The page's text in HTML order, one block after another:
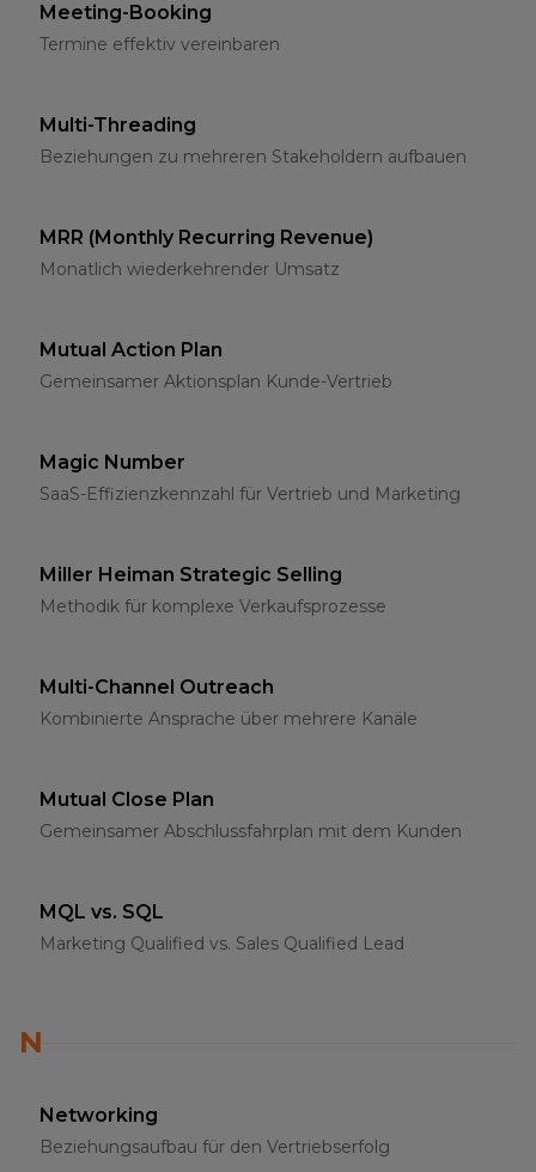
Meeting-Booking
Termine effektiv vereinbaren
Multi-Threading
Beziehungen zu mehreren Stakeholdern aufbauen
MRR (Monthly Recurring Revenue)
Monatlich wiederkehrender Umsatz
Mutual Action Plan
Gemeinsamer Aktionsplan Kunde-Vertrieb
Magic Number
SaaS-Effizienzkennzahl für Vertrieb und Marketing
Miller Heiman Strategic Selling
Methodik für komplexe Verkaufsprozesse
Multi-Channel Outreach
Kombinierte Ansprache über mehrere Kanäle
Mutual Close Plan
Gemeinsamer Abschlussfahrplan mit dem Kunden
MQL vs. SQL
Marketing Qualified vs. Sales Qualified Lead
N
Networking
Beziehungsaufbau für den Vertriebserfolg